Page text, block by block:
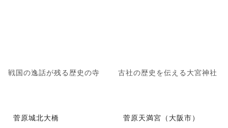
戦国の逸話が残る歴史の寺 古社の歴史を伝える大宮神社
菅原城北大橋 菅原天満宮（大阪市）